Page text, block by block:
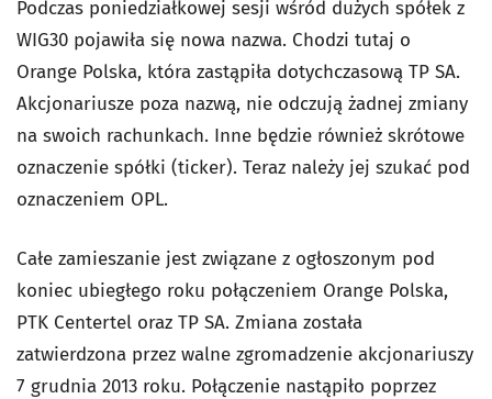
Podczas poniedziałkowej sesji wśród dużych spółek z
WIG30 pojawiła się nowa nazwa. Chodzi tutaj o
Orange Polska, która zastąpiła dotychczasową TP SA.
Akcjonariusze poza nazwą, nie odczują żadnej zmiany
na swoich rachunkach. Inne będzie również skrótowe
oznaczenie spółki (ticker). Teraz należy jej szukać pod
oznaczeniem OPL.
Całe zamieszanie jest związane z ogłoszonym pod
koniec ubiegłego roku połączeniem Orange Polska,
PTK Centertel oraz TP SA. Zmiana została
zatwierdzona przez walne zgromadzenie akcjonariuszy
7 grudnia 2013 roku. Połączenie nastąpiło poprzez